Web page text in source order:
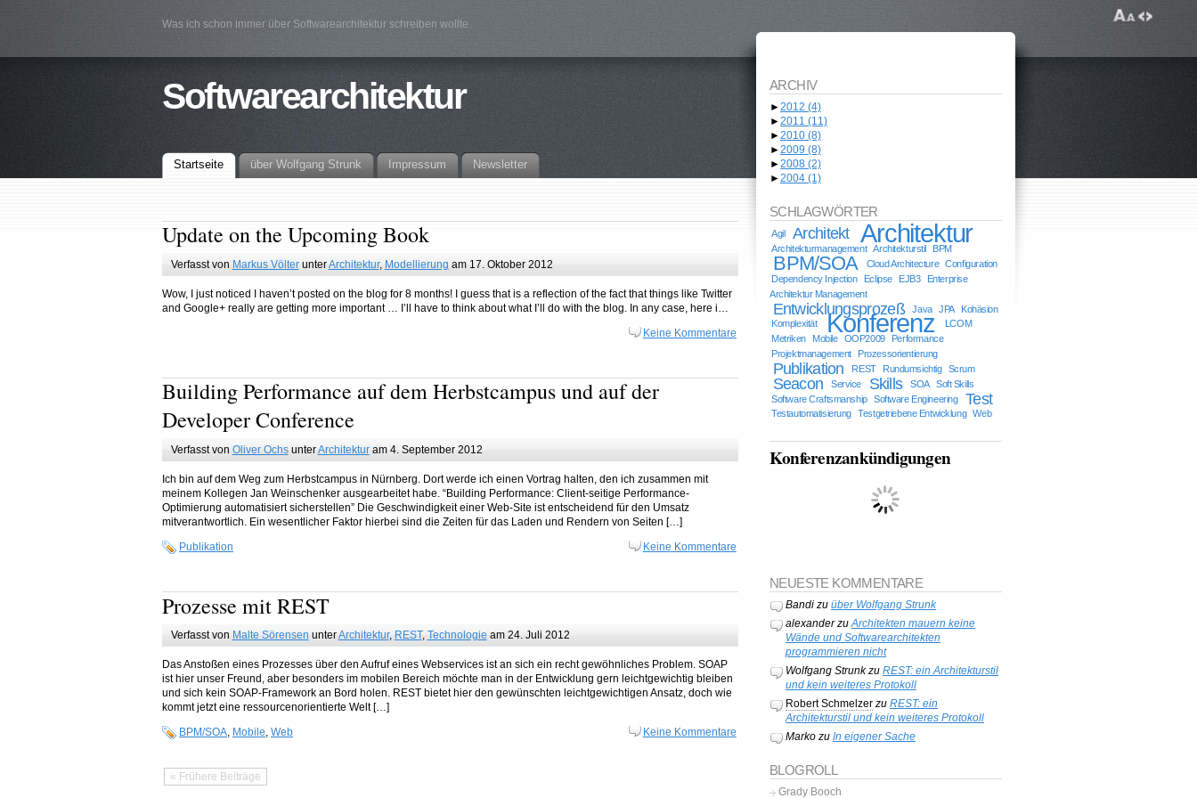
Was ich schon immer über Softwarearchitektur schreiben wollte.
Softwarearchitektur
Startseite über Wolfgang Strunk Impressum Newsletter
Update on the Upcoming Book
Verfasst von Markus VölterunterArchitektur, Modellierung am 17. Oktober 2012
Wow, I just noticed I haven’t posted on the blog for 8 months! I guess that is a reflection of the fact that things like Twitter
and Google+ really are getting more important … I’ll have to think about what I’ll do with the blog. In any case, here i…
Keine Kommentare
Building Performance auf dem Herbstcampus und auf der
Developer Conference
Verfasst von Oliver OchsunterArchitekturam 4. September 2012
Ich bin auf dem Weg zum Herbstcampus in Nürnberg. Dort werde ich einen Vortrag halten, den ich zusammen mit
meinem Kollegen Jan Weinschenker ausgearbeitet habe. “Building Performance: Client-seitige Performance-
Optimierung automatisiert sicherstellen” Die Geschwindigkeit einer Web-Site ist entscheidend für den Umsatz
mitverantwortlich. Ein wesentlicher Faktor hierbei sind die Zeiten für das Laden und Rendern von Seiten […]
Publikation
Keine Kommentare
Prozesse mit REST
Verfasst von Malte Sörensen unterArchitektur, REST, Technologieam 24. Juli 2012
Das Anstoßen eines Prozesses über den Aufruf eines Webservices ist an sich ein recht gewöhnliches Problem. SOAP
ist hier unser Freund, aber besonders im mobilen Bereich möchte man in der Entwicklung gern leichtgewichtig bleiben
und sich kein SOAP-Framework an Bord holen. REST bietet hier den gewünschten leichtgewichtigen Ansatz, doch wie
kommt jetzt eine ressourcenorientierte Welt […]
BPM/SOA, Mobile, Web Keine Kommentare
« Frühere Beiträge
ARCHIV
►2012 (4)
►2011 (11)
►2010 (8)
►2009 (8)
►2008 (2)
►2004 (1)
SCHLAGWÖRTER
Agil Architekt Architektur
Architekturmanagement Architekturstil BPM
BPM/SOA Cloud Architecture
Configuration
Dependency Injection
Eclipse EJB3
Enterprise
Architektur Management
Entwicklungsprozeß Java JPA
Kohäsion
Komplexität
Konferenz
LCOM
Metriken
Mobile OOP2009
Performance
Projektmanagement
Prozessorientierung
Publikation REST Rundumsichtig Scrum
Seacon Service Skills SOA
Soft Skills
Software Craftsmanship
Software Engineering Test
Testautomatisierung Testgetriebene Entwicklung Web
Konferenzankündigungen
NEUESTE KOMMENTARE
Bandizu über Wolfgang Strunk
alexanderzuArchitekten mauern keine
Wände und Softwarearchitekten
programmieren nicht
Wolfgang Strunkzu REST: ein Architekturstil
und kein weiteres Protokoll
Robert Schmelzerzu REST: ein
Architekturstil und kein weiteres Protokoll
Markozu In eigener Sache
BLOGROLL
Grady Booch